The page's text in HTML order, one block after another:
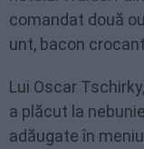
comandat două
unt, bacon
Lui Oscar
a plăcut la
adăugate în